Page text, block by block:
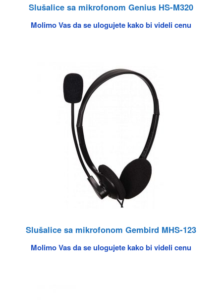
Slušalice sa mikrofonom Genius HS-M320
Molimo Vas da se ulogujete kako bi videli cenu
Slušalice sa mikrofonom Gembird MHS-123
Molimo Vas da se ulogujete kako bi videli cenu